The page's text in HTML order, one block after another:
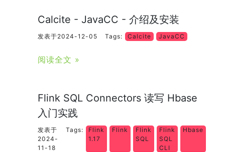
Calcite - JavaCC - 介绍及安装
发表于2024-12-05 Tags: Calcite JavaCC
阅读全文 »
Flink SQL Connectors 读写 Hbase
入门实践
发表于
2024-
11-18
Tags:
Flink
1.17
Flink
Flink
SQL
Flink
SQL
CLI
Hbase